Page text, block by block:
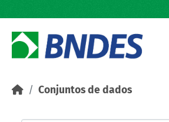
Conjuntos de dados